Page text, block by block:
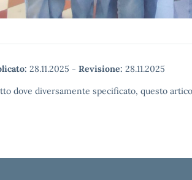
28.11.2025 - Revisione: 28.11.2025
dove diversamente specificato, questo